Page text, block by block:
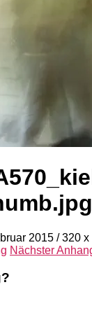
2015 /320 x
Nächster